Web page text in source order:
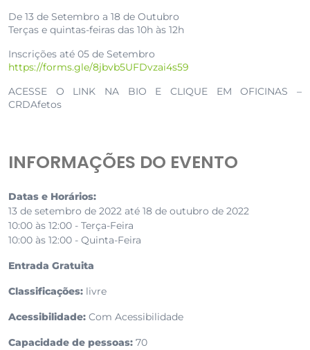
De 13 de Setembro a 18 de Outubro
Terças e quintas-feiras das 10h às 12h
Inscrições até 05 de Setembro
https://forms.gle/8jbvb5UFDvzai4s59
ACESSE O LINK NA BIO E CLIQUE EM OFICINAS –
CRDAfetos
INFORMAÇÕES DO EVENTO
Datas e Horários:
13 de setembro de 2022 até 18 de outubro de 2022
10:00 às 12:00 - Terça-Feira
10:00 às 12:00 - Quinta-Feira
Entrada Gratuita
Classificações: livre
Acessibilidade: Com Acessibilidade
Capacidade de pessoas: 70